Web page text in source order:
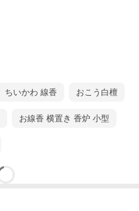
ちいかわ 線香 おこう白檀
お線香 横置き 香炉 小型